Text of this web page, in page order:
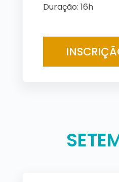
Duração: 16h